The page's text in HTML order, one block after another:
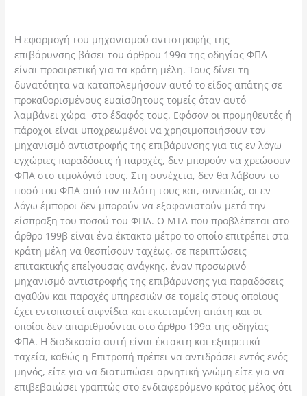
Η εφαρμογή του μηχανισμού αντιστροφής της
επιβάρυνσης βάσει του άρθρου 199α της οδηγίας ΦΠΑ
είναι προαιρετική για τα κράτη μέλη. Τους δίνει τη
δυνατότητα να καταπολεμήσουν αυτό το είδος απάτης σε
προκαθορισμένους ευαίσθητους τομείς όταν αυτό
λαμβάνει χώρα στο έδαφός τους. Εφόσον οι προμηθευτές ή
πάροχοι είναι υποχρεωμένοι να χρησιμοποιήσουν τον
μηχανισμό αντιστροφής της επιβάρυνσης για τις εν λόγω
εγχώριες παραδόσεις ή παροχές, δεν μπορούν να χρεώσουν
ΦΠΑ στο τιμολόγιό τους. Στη συνέχεια, δεν θα λάβουν το
ποσό του ΦΠΑ από τον πελάτη τους και, συνεπώς, οι εν
λόγω έμποροι δεν μπορούν να εξαφανιστούν μετά την
είσπραξη του ποσού του ΦΠΑ. Ο ΜΤΑ που προβλέπεται στο
άρθρο 199β είναι ένα έκτακτο μέτρο το οποίο επιτρέπει στα
κράτη μέλη να θεσπίσουν ταχέως, σε περιπτώσεις
επιτακτικής επείγουσας ανάγκης, έναν προσωρινό
μηχανισμό αντιστροφής της επιβάρυνσης για παραδόσεις
αγαθών και παροχές υπηρεσιών σε τομείς στους οποίους
έχει εντοπιστεί αιφνίδια και εκτεταμένη απάτη και οι
οποίοι δεν απαριθμούνται στο άρθρο 199α της οδηγίας
ΦΠΑ. Η διαδικασία αυτή είναι έκτακτη και εξαιρετικά
ταχεία, καθώς η Επιτροπή πρέπει να αντιδράσει εντός ενός
μηνός, είτε για να διατυπώσει αρνητική γνώμη είτε για να
επιβεβαιώσει γραπτώς στο ενδιαφερόμενο κράτος μέλος ότι